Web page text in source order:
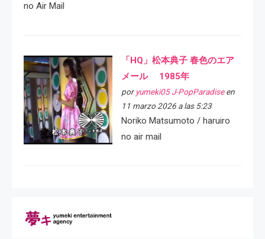
no Air Mail
「HQ」松本典子 春色のエア
メール 1985年
por yumeki05 J-PopParadiseen
11 marzo 2026 a las 5:23
Noriko Matsumoto / haruiro
no air mail